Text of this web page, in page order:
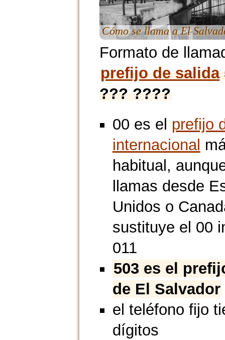
Cómo se llama a El
Formato de
prefijo de salida
??? ????
00 es el prefijo
internacional
habitual,
llamas desde
Unidos o
sustituye el 00
011
503 es el
de El Salvador
el teléfono fijo
dígitos